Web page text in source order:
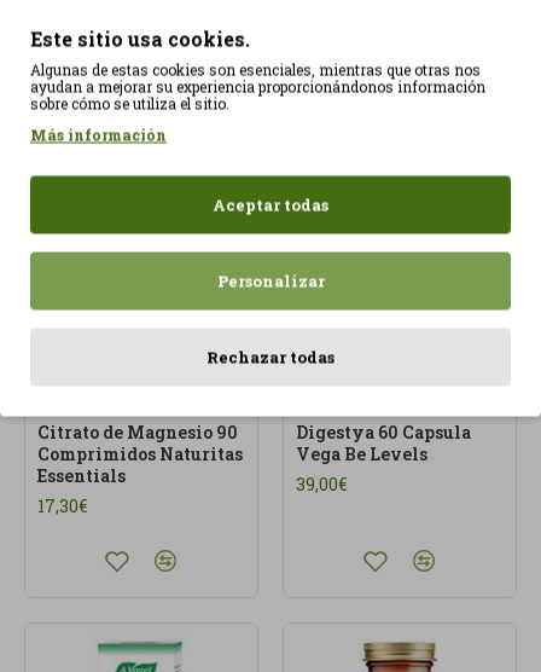
Citrato de Magnesio 90
Comprimidos Naturitas
Essentials
17,30€
Digestya 60 Capsula
Vega Be Levels
39,00€
Este sitio usa cookies.
Algunas de estas cookies son esenciales, mientras que otras nos
ayudan a mejorar su experiencia proporcionándonos información
sobre cómo se utiliza el sitio.
Más información
Aceptar todas
Personalizar
Rechazar todas